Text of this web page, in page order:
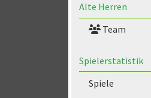
Alte Herren
Team
Spielerstatistik
Spiele